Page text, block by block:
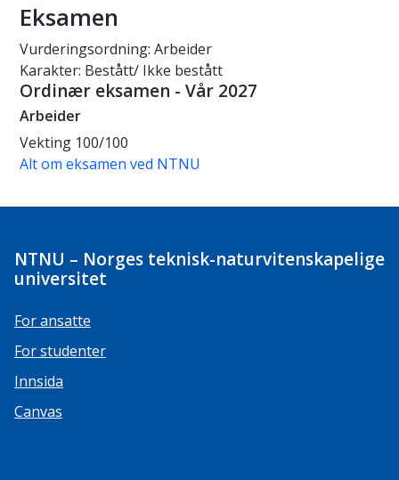
Eksamen
Vurderingsordning: Arbeider
Karakter: Bestått/ Ikke bestått
Ordinær eksamen - Vår 2027
Arbeider
Vekting 100/100
Alt om eksamen ved NTNU
NTNU – Norges teknisk-naturvitenskapelige
universitet
For ansatte
For studenter
Innsida
Canvas